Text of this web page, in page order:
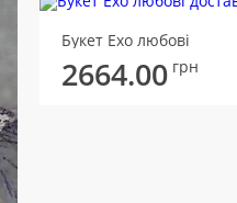
Букет Ехо любові
2664.00 грн